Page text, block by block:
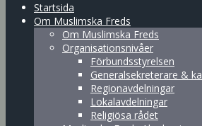
Startsida
Om Muslimska Freds
Om Muslimska Freds
Organisationsnivåer
Förbundsstyrelsen
Generalsekreterare &
Regionavdelningar
Lokalavdelningar
Religiösa rådet